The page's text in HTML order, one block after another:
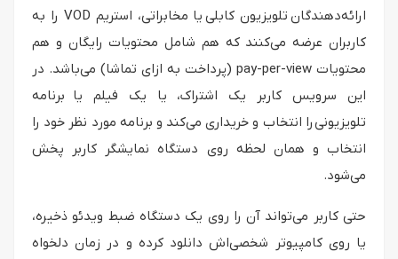
ارائه‌دهندگان تلویزیون کابلی یا مخابراتی، استریم VOD را به
کاربران عرضه می‌کنند که هم شامل محتویات رایگان و هم
محتویات pay-per-view (پرداخت به ازای تماشا) می‌باشد. در
این سرویس کاربر یک اشتراک، یا یک فیلم یا برنامه
تلویزیونی را انتخاب و خریداری می‌کند و برنامه مورد نظر خود را
انتخاب و همان لحظه روی دستگاه نمایشگر کاربر پخش
می‌شود.
حتی کاربر می‌تواند آن را روی یک دستگاه ضبط ویدئو ذخیره،
یا روی کامپیوتر شخصی‌اش دانلود کرده و در زمان دلخواه